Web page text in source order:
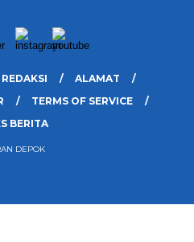
REDAKSI
ALAMAT
TERMS OF SERVICE
BERITA
DEPOK